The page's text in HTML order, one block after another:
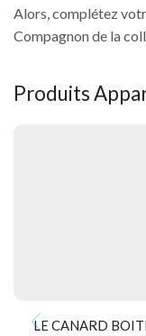
Alors, complétez
Compagnon de la
Produits
LE CANARD